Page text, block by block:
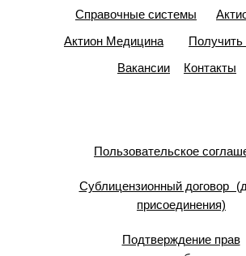
Справочные системы
Актион Медицина
Получить
Вакансии
Контакты
Пользовательское
Сублицензионный договор
присоединения)
Подтверждение прав